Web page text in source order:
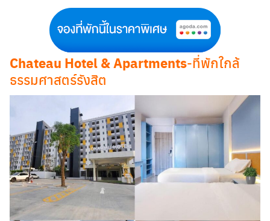
Chateau Hotel & Apartments-ที่พักใกล้
ธรรมศาสตร์รังสิต